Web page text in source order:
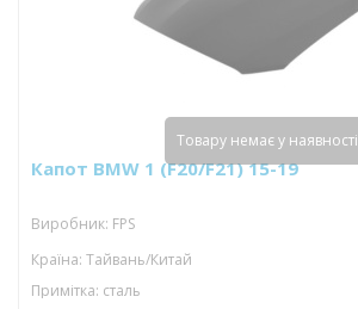
Капот BMW 1 (F20/F21) 15-19
Виробник: FPS
Країна: Тайвань/Китай
Примітка: сталь
Товару немає у наявності